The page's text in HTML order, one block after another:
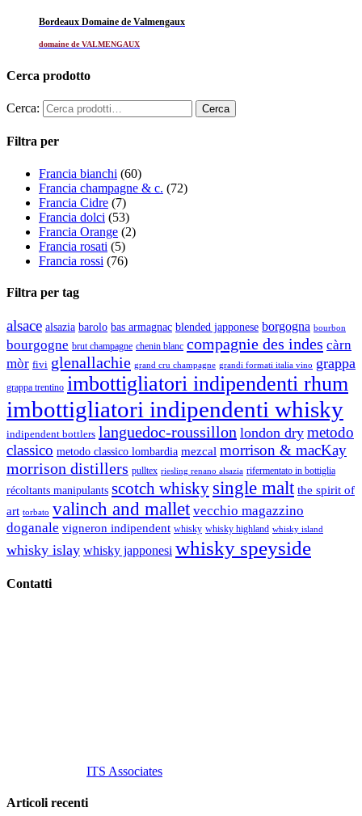
Bordeaux Domaine de Valmengaux
domaine de VALMENGAUX
Cerca prodotto
Cerca:
Filtra per
Francia bianchi (60)
Francia champagne & c. (72)
Francia Cidre (7)
Francia dolci (53)
Francia Orange (2)
Francia rosati (5)
Francia rossi (76)
Filtra per tag
alsace alsazia barolo bas armagnac blended japponese borgogna bourbon
bourgogne brut champagne chenin blanc compagnie des indes càrn
mòr fivi glenallachie grand cru champagne grandi formati italia vino grappa
grappa trentino imbottigliatori indipendenti rhum
imbottigliatori indipendenti whisky
indipendent bottlers languedoc-roussillon london dry metodo
classico metodo classico lombardia mezcal morrison & macKay
morrison distillers pulltex riesling renano alsazia rifermentato in bottiglia
récoltants manipulants scotch whisky single malt the spirit of
art torbato valinch and mallet vecchio magazzino
doganale vigneron indipendent whisky whisky highland whisky island
whisky islay whisky japponesi whisky speyside
Contatti
ITS Associates
Articoli recenti